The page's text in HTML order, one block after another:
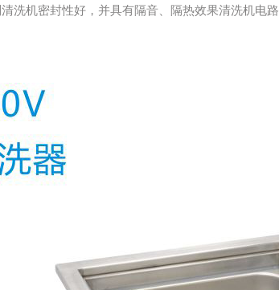
洗机密封性好，并具有隔音、隔热效果清洗机电